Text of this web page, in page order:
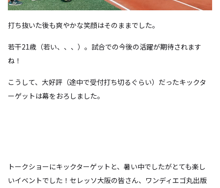
打ち抜いた後も爽やかな笑顔はそのままでした。
若干21歳（若い、、、）。試合での今後の活躍が期待されます
ね！
こうして、大好評（途中で受付打ち切るぐらい）だったキックタ
ーゲットは幕をおろしました。
トークショーにキックターゲットと、暑い中でしたがとても楽し
いイベントでした！セレッソ大阪の皆さん、ワンディエゴ丸出版